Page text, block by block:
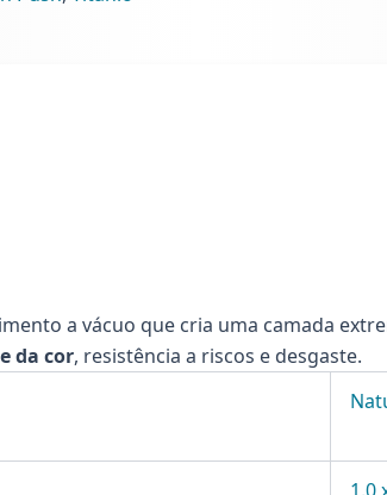
a vácuo que cria uma camada
da cor, resistência a riscos e desgaste.